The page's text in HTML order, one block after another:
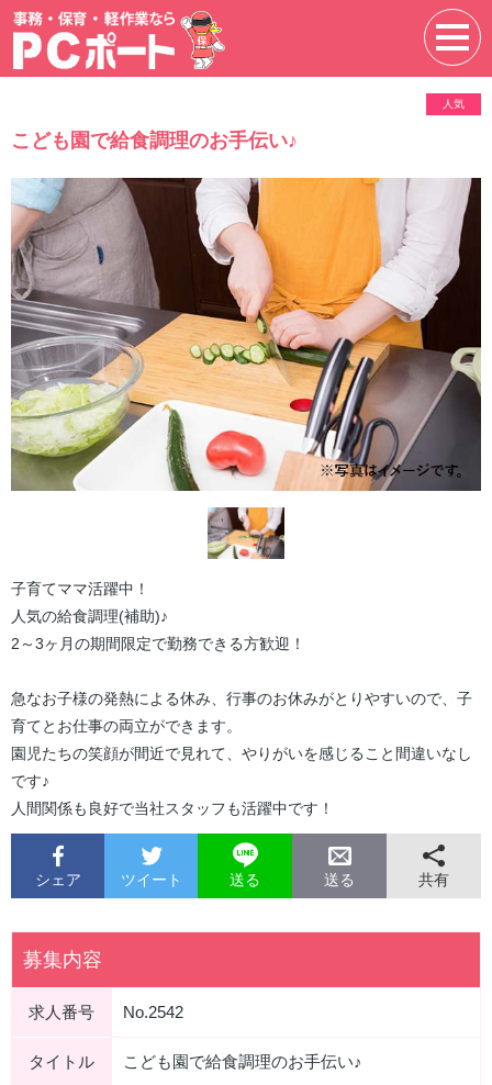
こども園で給食調理のお手伝い♪
人気
子育てママ活躍中！
人気の給食調理(補助)♪
2～3ヶ月の期間限定で勤務できる方歓迎！
急なお子様の発熱による休み、行事のお休みがとりやすいので、子
育てとお仕事の両立ができます。
園児たちの笑顔が間近で見れて、やりがいを感じること間違いなし
です♪
人間関係も良好で当社スタッフも活躍中です！
シェア ツイート 送る 送る 共有
募集内容
求人番号 No.2542
タイトル こども園で給食調理のお手伝い♪